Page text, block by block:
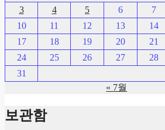
3
4 5 6 7
10
11 12 13 14
17
18 19 20 21
24
25 26 27 28
31
« 7월
보관함